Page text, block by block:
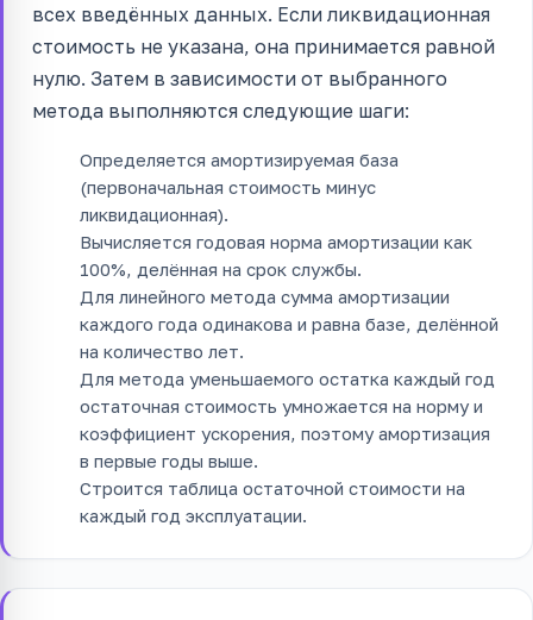
всех введённых данных. Если ликвидационная
стоимость не указана, она принимается равной
нулю. Затем в зависимости от выбранного
метода выполняются следующие шаги:
Определяется амортизируемая база
(первоначальная стоимость минус
ликвидационная).
Вычисляется годовая норма амортизации как
100%, делённая на срок службы.
Для линейного метода сумма амортизации
каждого года одинакова и равна базе, делённой
на количество лет.
Для метода уменьшаемого остатка каждый год
остаточная стоимость умножается на норму и
коэффициент ускорения, поэтому амортизация
в первые годы выше.
Строится таблица остаточной стоимости на
каждый год эксплуатации.